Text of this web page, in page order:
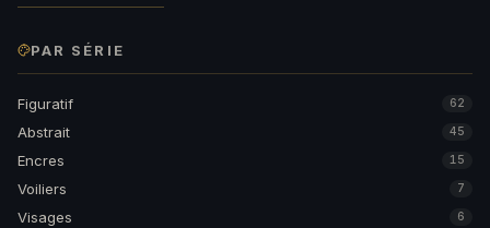
PAR SÉRIE
Figuratif 62
Abstrait 45
Encres 15
Voiliers 7
Visages 6